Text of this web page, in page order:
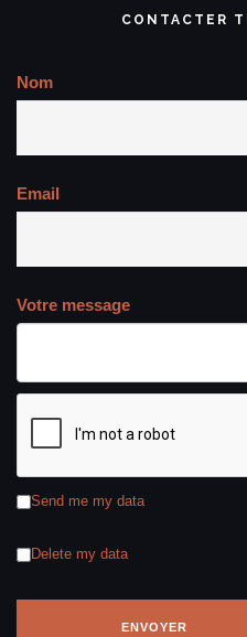
CONTACTER
Nom
Email
Votre message
Send me my data
Delete my data